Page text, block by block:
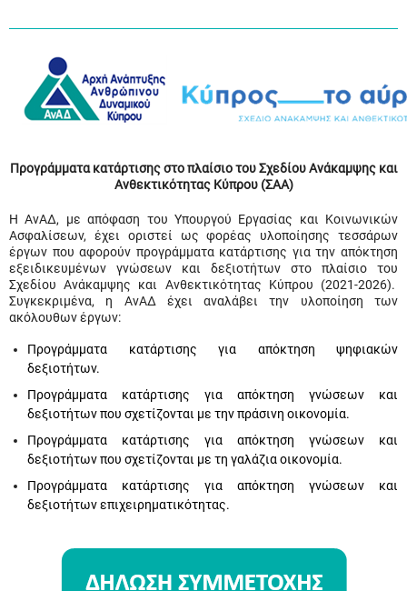
Προγράμματα κατάρτισης στο πλαίσιο του Σχεδίου Ανάκαμψης και
Ανθεκτικότητας Κύπρου (ΣΑΑ)
Η ΑνΑΔ, με απόφαση του Υπουργού Εργασίας και Κοινωνικών
Ασφαλίσεων, έχει οριστεί ως φορέας υλοποίησης τεσσάρων
έργων που αφορούν προγράμματα κατάρτισης για την απόκτηση
εξειδικευμένων γνώσεων και δεξιοτήτων στο πλαίσιο του
Σχεδίου Ανάκαμψης και Ανθεκτικότητας Κύπρου (2021-2026).
Συγκεκριμένα, η ΑνΑΔ έχει αναλάβει την υλοποίηση των
ακόλουθων έργων:
Προγράμματα κατάρτισης για απόκτηση ψηφιακών
δεξιοτήτων.
Προγράμματα κατάρτισης για απόκτηση γνώσεων και
δεξιοτήτων που σχετίζονται με την πράσινη οικονομία.
Προγράμματα κατάρτισης για απόκτηση γνώσεων και
δεξιοτήτων που σχετίζονται με τη γαλάζια οικονομία.
Προγράμματα κατάρτισης για απόκτηση γνώσεων και
δεξιοτήτων επιχειρηματικότητας.